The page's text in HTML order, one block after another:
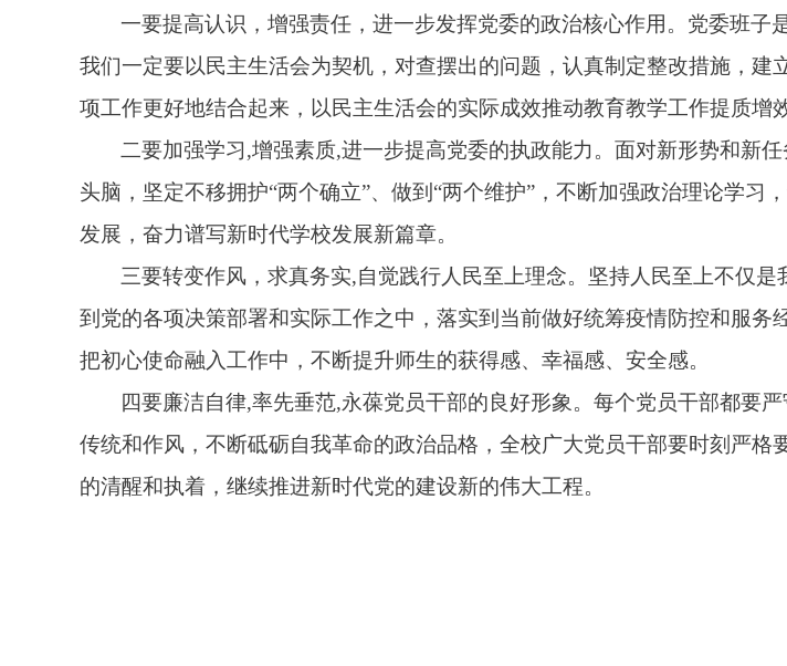
一要提高认识，增强责任，进一步发挥党委的政治核心作用。 党委班子
我们一定要以民主生活会为契机，对查摆出的问题，认真制定整改措施，
项工作更好地结合起来，以民主生活会的实际成效推动教育教学工作提质增
二要加强学习,增强素质,进一步提高党委的执政能力。 面对新形势和新任
头脑，坚定不移拥护“两个确立”、做到“两个维护”，不断加强政治理论学
发展，奋力谱写新时代学校发展新篇章。
三要转变作风，求真务实,自觉践行人民至上理念。 坚持人民至上不仅是
到党的各项决策部署和实际工作之中，落实到当前做好统筹疫情防控和服
把初心使命融入工作中，不断提升师生的获得感、幸福感、安全感。
四要廉洁自律,率先垂范,永葆党员干部的良好形象。 每个党员干部都要
传统和作风，不断砥砺自我革命的政治品格，全校广大党员干部要时刻严
的清醒和执着，继续推进新时代党的建设新的伟大工程。